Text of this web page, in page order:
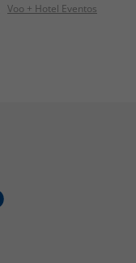
Voo + Hotel Eventos